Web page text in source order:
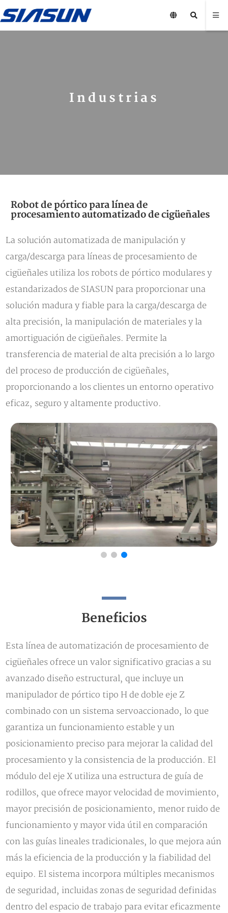
Industrias
Robot de pórtico para línea de
procesamiento automatizado de cigüeñales
La solución automatizada de manipulación y
carga/descarga para líneas de procesamiento de
cigüeñales utiliza los robots de pórtico modulares y
estandarizados de SIASUN para proporcionar una
solución madura y fiable para la carga/descarga de
alta precisión, la manipulación de materiales y la
amortiguación de cigüeñales. Permite la
transferencia de material de alta precisión a lo largo
del proceso de producción de cigüeñales,
proporcionando a los clientes un entorno operativo
eficaz, seguro y altamente productivo.
Beneficios
Esta línea de automatización de procesamiento de
cigüeñales ofrece un valor significativo gracias a su
avanzado diseño estructural, que incluye un
manipulador de pórtico tipo H de doble eje Z
combinado con un sistema servoaccionado, lo que
garantiza un funcionamiento estable y un
posicionamiento preciso para mejorar la calidad del
procesamiento y la consistencia de la producción. El
módulo del eje X utiliza una estructura de guía de
rodillos, que ofrece mayor velocidad de movimiento,
mayor precisión de posicionamiento, menor ruido de
funcionamiento y mayor vida útil en comparación
con las guías lineales tradicionales, lo que mejora aún
más la eficiencia de la producción y la fiabilidad del
equipo. El sistema incorpora múltiples mecanismos
de seguridad, incluidas zonas de seguridad definidas
dentro del espacio de trabajo para evitar eficazmente